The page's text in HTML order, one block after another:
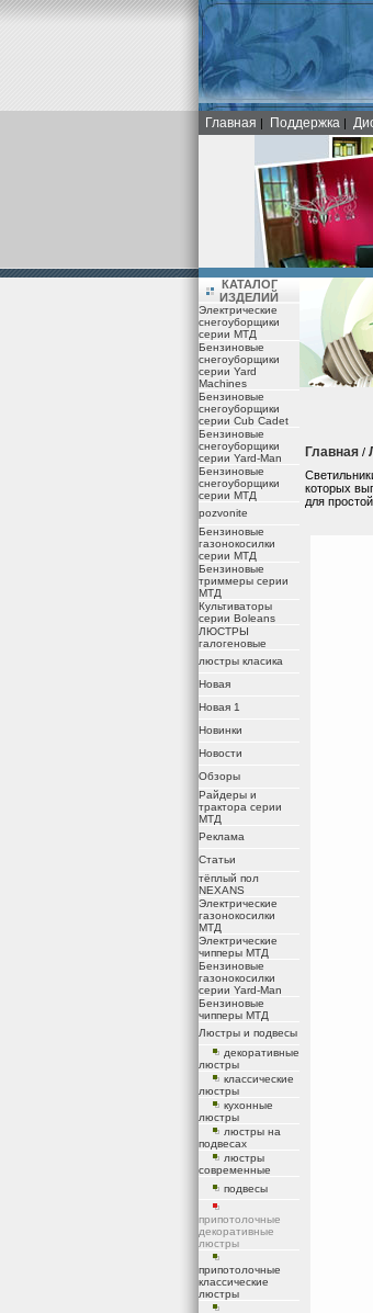
Главная | Поддержка |
КАТАЛОГ
ИЗДЕЛИЙ
Электрические
снегоуборщики
серии МТД
Бензиновые
снегоуборщики
серии Yard
Machines
Бензиновые
снегоуборщики
серии Cub Cadet
Бензиновые
снегоуборщики
серии Yard-Man
Бензиновые
снегоуборщики
серии МТД
pozvonite
Бензиновые
газонокосилки
серии МТД
Бензиновые
триммеры серии
МТД
Культиваторы
серии Boleans
ЛЮСТРЫ
галогеновые
люстры класика
Новая
Новая 1
Новинки
Новости
Обзоры
Райдеры и
трактора серии
МТД
Реклама
Статьи
тёплый пол
NEXANS
Электрические
газонокосилки
МТД
Электрические
чипперы МТД
Бензиновые
газонокосилки
серии Yard-Man
Бензиновые
чипперы МТД
Люстры и подвесы
декоративные
люстры
классические
люстры
кухонные
люстры
люстры на
подвесах
люстры
современные
подвесы
припотолочные
декоративные
люстры
припотолочные
классические
люстры
Главная /
которых
для